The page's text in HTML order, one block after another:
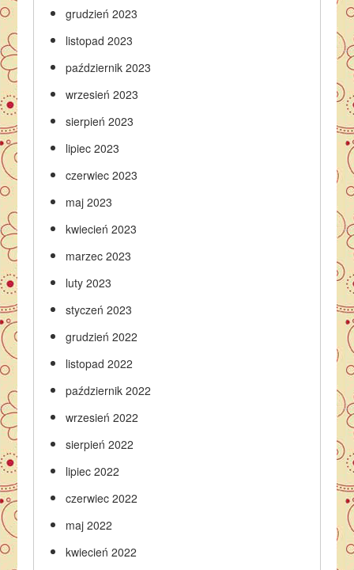
grudzień 2023
listopad 2023
październik 2023
wrzesień 2023
sierpień 2023
lipiec 2023
czerwiec 2023
maj 2023
kwiecień 2023
marzec 2023
luty 2023
styczeń 2023
grudzień 2022
listopad 2022
październik 2022
wrzesień 2022
sierpień 2022
lipiec 2022
czerwiec 2022
maj 2022
kwiecień 2022